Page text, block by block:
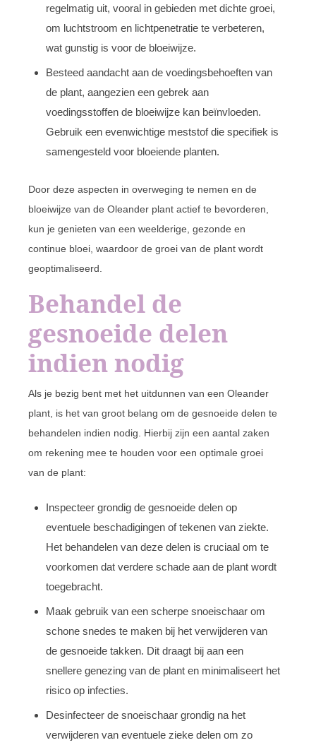
regelmatig uit, vooral in gebieden met dichte groei,
om luchtstroom en lichtpenetratie te verbeteren,
wat gunstig is voor de bloeiwijze.
Besteed aandacht aan de voedingsbehoeften van
de plant, aangezien een gebrek aan
voedingsstoffen de bloeiwijze kan beïnvloeden.
Gebruik een evenwichtige meststof die specifiek is
samengesteld voor bloeiende planten.
Door deze aspecten in overweging te nemen en de
bloeiwijze van de Oleander plant actief te bevorderen,
kun je genieten van een weelderige, gezonde en
continue bloei, waardoor de groei van de plant wordt
geoptimaliseerd.
Behandel de
gesnoeide delen
indien nodig
Als je bezig bent met het uitdunnen van een Oleander
plant, is het van groot belang om de gesnoeide delen te
behandelen indien nodig. Hierbij zijn een aantal zaken
om rekening mee te houden voor een optimale groei
van de plant:
Inspecteer grondig de gesnoeide delen op
eventuele beschadigingen of tekenen van ziekte.
Het behandelen van deze delen is cruciaal om te
voorkomen dat verdere schade aan de plant wordt
toegebracht.
Maak gebruik van een scherpe snoeischaar om
schone snedes te maken bij het verwijderen van
de gesnoeide takken. Dit draagt bij aan een
snellere genezing van de plant en minimaliseert het
risico op infecties.
Desinfecteer de snoeischaar grondig na het
verwijderen van eventuele zieke delen om zo